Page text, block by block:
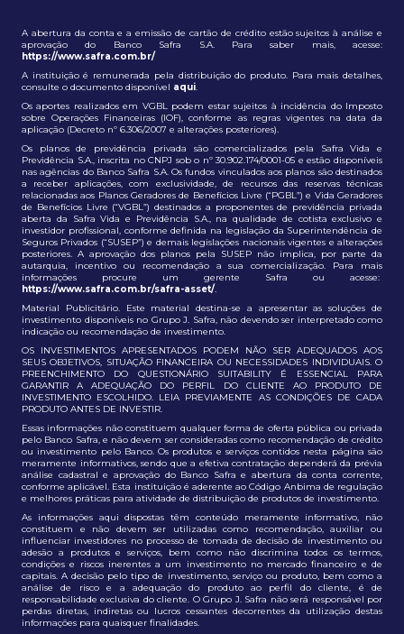
A abertura da conta e a emissão de cartão de crédito estão sujeitos à análise e
aprovação do Banco Safra S.A. Para saber mais, acesse:
https://www.safra.com.br/
A instituição é remunerada pela distribuição do produto. Para mais detalhes,
consulte o documento disponível aqui.
Os aportes realizados em VGBL podem estar sujeitos à incidência do Imposto
sobre Operações Financeiras (IOF), conforme as regras vigentes na data da
aplicação (Decreto nº 6.306/2007 e alterações posteriores).
Os planos de previdência privada são comercializados pela Safra Vida e
Previdência S.A., inscrita no CNPJ sob o nº 30.902.174/0001-05 e estão disponíveis
nas agências do Banco Safra S.A. Os fundos vinculados aos planos são destinados
a receber aplicações, com exclusividade, de recursos das reservas técnicas
relacionadas aos Planos Geradores de Benefícios Livre (“PGBL”) e Vida Geradores
de Benefícios Livre (“VGBL”) destinados a proponentes de previdência privada
aberta da Safra Vida e Previdência S.A., na qualidade de cotista exclusivo e
investidor profissional, conforme definida na legislação da Superintendência de
Seguros Privados (“SUSEP”) e demais legislações nacionais vigentes e alterações
posteriores. A aprovação dos planos pela SUSEP não implica, por parte da
autarquia, incentivo ou recomendação a sua comercialização. Para mais
informações procure um gerente Safra ou acesse:
https://www.safra.com.br/safra-asset/.
Material Publicitário. Este material destina-se a apresentar as soluções de
investimento disponíveis no Grupo J. Safra, não devendo ser interpretado como
indicação ou recomendação de investimento.
OS INVESTIMENTOS APRESENTADOS PODEM NÃO SER ADEQUADOS AOS
SEUS OBJETIVOS, SITUAÇÃO FINANCEIRA OU NECESSIDADES INDIVIDUAIS. O
PREENCHIMENTO DO QUESTIONÁRIO SUITABILITY É ESSENCIAL PARA
GARANTIR A ADEQUAÇÃO DO PERFIL DO CLIENTE AO PRODUTO DE
INVESTIMENTO ESCOLHIDO. LEIA PREVIAMENTE AS CONDIÇÕES DE CADA
PRODUTO ANTES DE INVESTIR.
Essas informações não constituem qualquer forma de oferta pública ou privada
pelo Banco Safra, e não devem ser consideradas como recomendação de crédito
ou investimento pelo Banco. Os produtos e serviços contidos nesta página são
meramente informativos, sendo que a efetiva contratação dependerá da prévia
análise cadastral e aprovação do Banco Safra e abertura da conta corrente,
conforme aplicável. Esta instituição é aderente ao Código Anbima de regulação
e melhores práticas para atividade de distribuição de produtos de investimento.
As informações aqui dispostas têm conteúdo meramente informativo, não
constituem e não devem ser utilizadas como recomendação, auxiliar ou
influenciar investidores no processo de tomada de decisão de investimento ou
adesão a produtos e serviços, bem como não discrimina todos os termos,
condições e riscos inerentes a um investimento no mercado financeiro e de
capitais. A decisão pelo tipo de investimento, serviço ou produto, bem como a
análise de risco e a adequação do produto ao perfil do cliente, é de
responsabilidade exclusiva do cliente. O Grupo J. Safra não será responsável por
perdas diretas, indiretas ou lucros cessantes decorrentes da utilização destas
informações para quaisquer finalidades.